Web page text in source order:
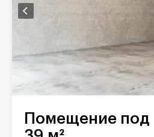
Помещение под сувениры,